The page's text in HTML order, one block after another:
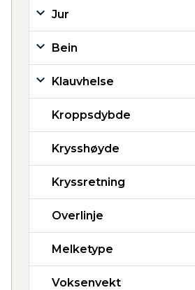
Jur
Bein
Klauvhelse
Kroppsdybde
Krysshøyde
Kryssretning
Overlinje
Melketype
Voksenvekt